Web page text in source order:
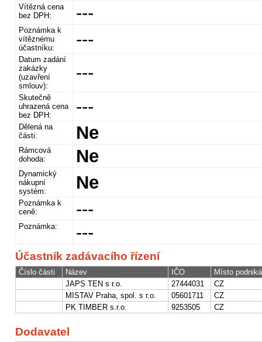
Vítězná cena
bez DPH:
---
Poznámka k
vítěznému
účastníku:
---
Datum zadání
zakázky
(uzavření
smlouv):
---
Skutečně
uhrazená cena
bez DPH:
---
Dělená na
části:
Ne
Rámcová
dohoda:
Ne
Dynamický
nákupní
systém:
Ne
Poznámka k
ceně:
---
Poznámka: ---
Účastník zadávacího řízení
Číslo části Název IČO
Místo
JAPS TEN s r.o.
27444031
CZ
MISTAV Praha, spol. s r.o.
05601711
CZ
PK TIMBER s.r.o.
9253505 CZ
Dodavatel